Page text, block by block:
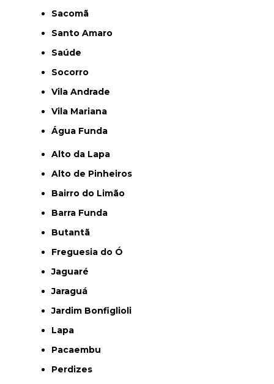
Sacomã
Santo Amaro
Saúde
Socorro
Vila Andrade
Vila Mariana
Água Funda
Alto da Lapa
Alto de Pinheiros
Bairro do Limão
Barra Funda
Butantã
Freguesia do Ó
Jaguaré
Jaraguá
Jardim Bonfiglioli
Lapa
Pacaembu
Perdizes